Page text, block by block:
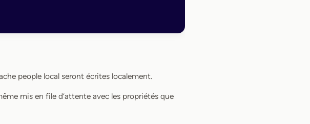
people local seront écrites localement.
mis en file d’attente avec les propriétés que